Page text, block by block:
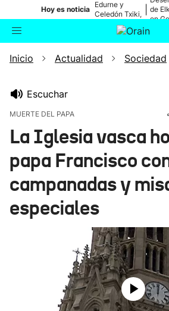
Hoy es noticia
Edurne y
Celedón Txiki,
en directo
de
en
Buscador Actualidad
Ikusmiran
Eguraldia
Inicio Actualidad Sociedad
Escuchar
MUERTE DEL PAPA
La Iglesia vasca
papa Francisco
campanadas y
especiales